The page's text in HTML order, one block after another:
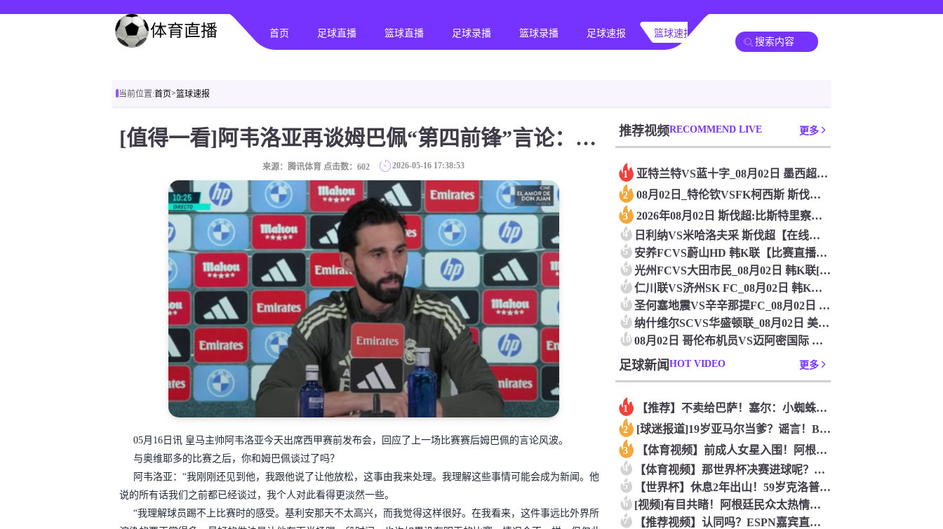
首页 足球直播 篮球直播 足球录播 篮球录播 足球速报 篮球速报 其他转播
当前位置:首页>篮球速报
[值得一看]阿韦洛亚再谈姆巴佩“第四前锋”言论：我看得很开，理解他不高兴
来源：腾讯体育 点击数：602 2026-05-16 17:38:53
05月16日讯 皇马主帅阿韦洛亚今天出席西甲赛前发布会，回应了上一场比赛赛后姆巴佩的言论风波。
与奥维耶多的比赛之后，你和姆巴佩谈过了吗？
阿韦洛亚：“我刚刚还见到他，我跟他说了让他放松，这事由我来处理。我理解这些事情可能会成为新闻。他
说的所有话我们之前都已经谈过，我个人对此看得更淡然一些。
“我理解球员踢不上比赛时的感受。基利安那天不太高兴，而我觉得这样很好。在我看来，这件事远比外界所
推荐视频RECOMMEND LIVE 更多
1 亚特兰特VS蓝十字_08月02日 墨西超比赛在线观看
2 08月02日_特伦钦VSFK柯西斯 斯伐超直播 比赛直播
3 2026年08月02日 斯伐超:比斯特里察杜克拉VS多瑙斯特
4 日利纳VS米哈洛夫采 斯伐超【在线观看比赛】_2026年08
5 安养FCVS蔚山HD 韩K联【比赛直播】_2026年08月0
6 光州FCVS大田市民_08月02日 韩K联[免费直播]
7 仁川联VS济州SK FC_08月02日 韩K联无插件直播
8 圣何塞地震VS辛辛那提FC_08月02日 美职业[高清直播]
9 纳什维尔SCVS华盛顿联_08月02日 美职业无插件直播
10 08月02日 哥伦布机员VS迈阿密国际 美职业[在线观看]
足球新闻 HOT VIDEO 更多
1 【推荐】不卖给巴萨！塞尔：小蜘蛛最可能去阿森纳 马竞能得到约
2 [球迷报道]19岁亚马尔当爹？谣言！B超照为AI合成，他和女
3 【体育视频】前成人女星入围！阿根廷电视台评“阿根廷恐惧症”十
4 【体育视频】那世界杯决赛进球呢？费兰此前：射门进球就跟做那事
5 【世界杯】休息2年出山！59岁克洛普第一次执教国家队，将战欧
6 [视频]有目共睹！阿根廷民众太热情，斯卡洛尼忙到停不下来！
7 【推荐视频】认同吗？ESPN嘉宾直言：帕雷德斯的行为无法容忍